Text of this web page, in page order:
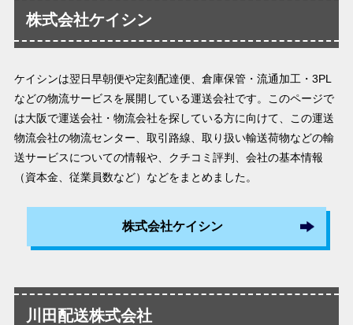
株式会社ケイシン
ケイシンは翌日早朝便や定刻配達便、倉庫保管・流通加工・3PL
などの物流サービスを展開している運送会社です。このページで
は大阪で運送会社・物流会社を探している方に向けて、この運送
物流会社の物流センター、取引路線、取り扱い輸送荷物などの輸
送サービスについての情報や、クチコミ評判、会社の基本情報
（資本金、従業員数など）などをまとめました。
株式会社ケイシン
川田配送株式会社